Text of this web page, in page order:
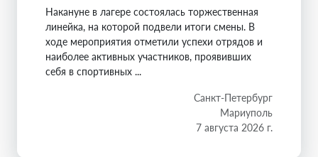
Накануне в лагере состоялась торжественная
линейка, на которой подвели итоги смены. В
ходе мероприятия отметили успехи отрядов и
наиболее активных участников, проявивших
себя в спортивных ...
Санкт-Петербург
Мариуполь
7 августа 2026 г.